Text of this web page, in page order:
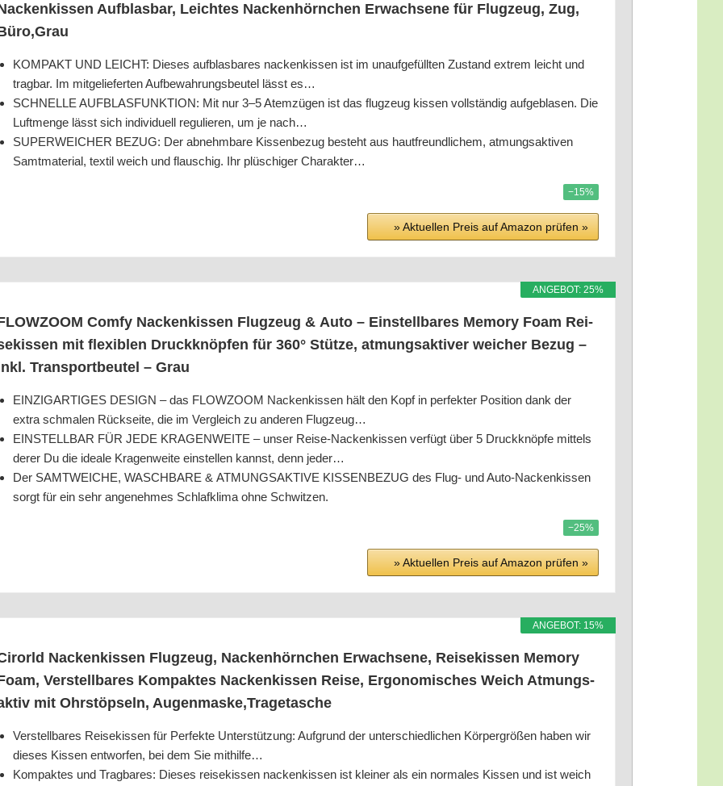
Auf­blas­bar, Leich­tes Nacken­hörn­chen Erwach­se­ne für Flug­zeug, Zug,
KOMPAKT UND LEICHT: Die­ses auf­blas­ba­res nacken­kis­sen ist im unauf­ge­füll­ten Zustand extrem leicht und
trag­bar. Im mit­ge­lie­fer­ten Auf­be­wah­rungs­beu­tel lässt es…
SCHNELLE AUFBLASFUNKTION: Mit nur 3–5 Atem­zü­gen ist das flug­zeug kis­sen voll­stän­dig auf­ge­bla­sen. Die
Luft­men­ge lässt sich indi­vi­du­ell regu­lie­ren, um je nach…
SUPERWEICHER BEZUG: Der abnehm­ba­re Kis­sen­be­zug besteht aus haut­freund­li­chem, atmungs­ak­ti­ven
Samt­ma­te­ri­al, tex­til weich und flau­schig. Ihr plü­schi­ger Charakter…
−15%
» Aktu­el­len Preis auf Ama­zon prü­fen »
ANGE­BOT: 25%
Com­fy Nacken­kis­sen Flug­zeug & Auto – Ein­stell­ba­res Memo­ry Foam Rei­
mit fle­xi­blen Druck­knöp­fen für 360° Stüt­ze, atmungs­ak­ti­ver wei­cher Bezug –
Trans­port­beu­tel – Grau
EINZIGARTIGES DESIGN – das FLOWZOOM Nacken­kis­sen hält den Kopf in per­fek­ter Posi­ti­on dank der
extra schma­len Rück­sei­te, die im Ver­gleich zu ande­ren Flugzeug…
EINSTELLBAR FÜR JEDE KRAGENWEITE – unser Rei­se-Nacken­kis­sen ver­fügt über 5 Druck­knöp­fe mit­tels
derer Du die idea­le Kra­gen­wei­te ein­stel­len kannst, denn jeder…
Der SAMTWEICHE, WASCHBARE & ATMUNGSAKTIVE KISSENBEZUG des Flug- und Auto-Nacken­kis­sen
sorgt für ein sehr ange­neh­mes Schlaf­kli­ma ohne Schwitzen.
−25%
» Aktu­el­len Preis auf Ama­zon prü­fen »
ANGE­BOT: 15%
Nacken­kis­sen Flug­zeug, Nacken­hörn­chen Erwach­se­ne, Rei­se­kis­sen Memo­ry
Ver­stell­ba­res Kom­pak­tes Nacken­kis­sen Rei­se, Ergo­no­mi­sches Weich Atmungs­
mit Ohr­stöp­seln, Augenmaske,Tragetasche
Ver­stell­ba­res Rei­se­kis­sen für Per­fek­te Unter­stüt­zung: Auf­grund der unter­schied­li­chen Kör­per­grö­ßen haben wir
die­ses Kis­sen ent­wor­fen, bei dem Sie mithilfe…
Kom­pak­tes und Trag­ba­res: Die­ses rei­se­kis­sen nacken­kis­sen ist klei­ner als ein nor­ma­les Kis­sen und ist weich